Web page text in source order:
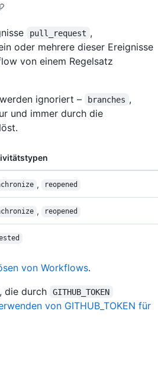
pull_request ,
oder mehrere dieser Ereignisse
von einem Regelsatz
ignoriert –
branches ,
und immer durch die
, reopened
, reopened
von Workflows.
die durch
GITHUB_TOKEN
von GITHUB_TOKEN für